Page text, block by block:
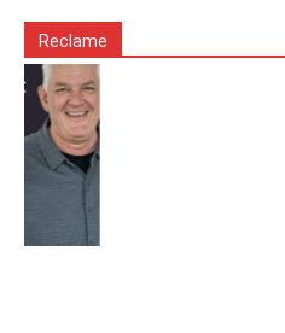
Reclame